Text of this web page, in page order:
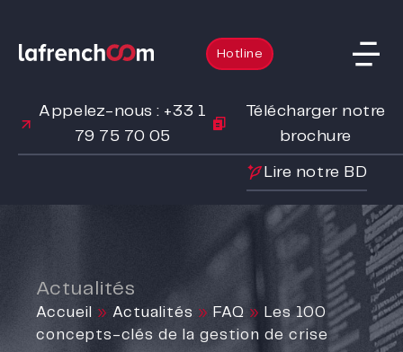
Hotline
Appelez-nous : +33 1
79 75 70 05
Télécharger notre
brochure
Lire notre BD
Actualités
Accueil » Actualités » FAQ » Les 100
concepts-clés de la gestion de crise